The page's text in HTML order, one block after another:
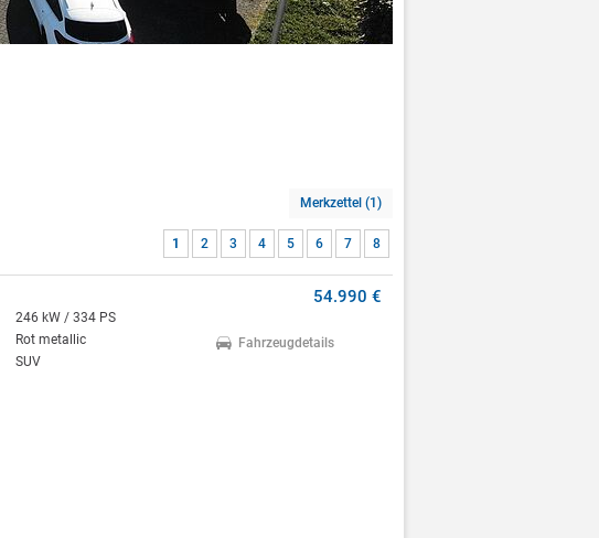
Merkzettel (1)
1 2 3 4 5 6 7 8
246 kW / 334 PS
Rot metallic
SUV
54.990 €
Fahrzeugdetails